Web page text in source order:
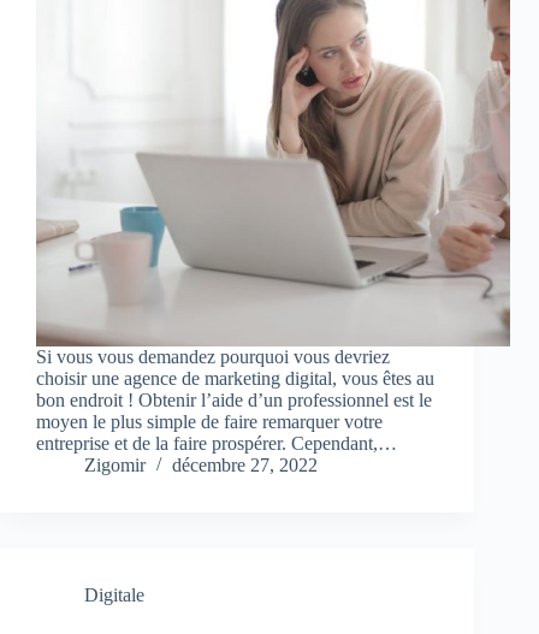
Si vous vous demandez pourquoi vous devriez
choisir une agence de marketing digital, vous êtes au
bon endroit ! Obtenir l’aide d’un professionnel est le
moyen le plus simple de faire remarquer votre
entreprise et de la faire prospérer. Cependant,…
Zigomir
décembre 27, 2022
Digitale